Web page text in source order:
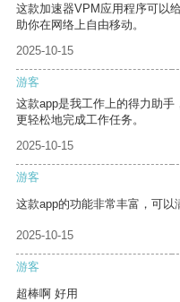
这款加速器VPM应用程序可以
助你在网络上自由移动。
2025-10-15
游客
这款app是我工作上的得力助
更轻松地完成工作任务。
2025-10-15
游客
这款app的功能非常丰富，可以
2025-10-15
游客
超棒啊 好用